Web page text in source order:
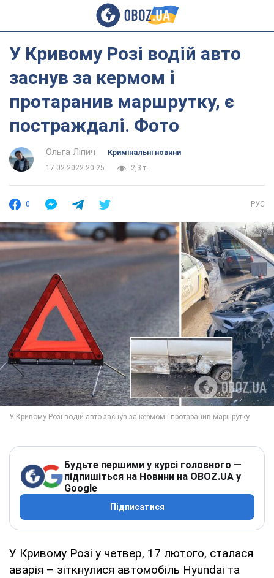
У Кривому Розі водій авто
заснув за кермом і
протаранив маршрутку, є
постраждалі. Фото
Ольга Ліпич
Кримінальні новини
17.02.2022 20:25
2,3 т.
0 РУС
Будьте першими у курсі головного —
підпишіться на Новини на OBOZ.UA у
Google
Підписатися
У Кривому Розі у четвер, 17 лютого, сталася
аварія – зіткнулися автомобіль Hyundai та